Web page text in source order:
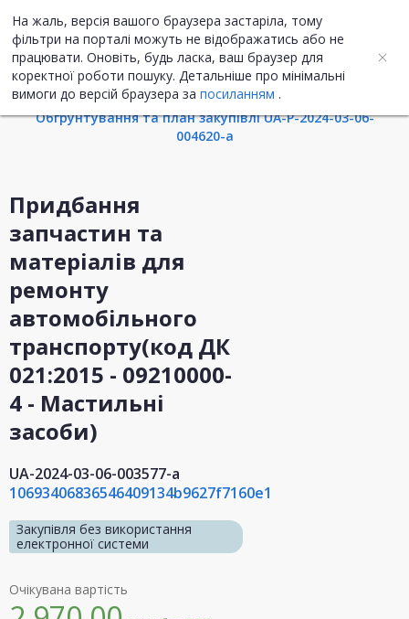
На жаль, версія вашого браузера застаріла, тому
фільтри на порталі можуть не відображатись або не
працювати. Оновіть, будь ласка, ваш браузер для
коректної роботи пошуку. Детальніше про мінімальні
вимоги до версій браузера за посиланням .
UA ENG
Інформація про закупівлю
Обгрунтування та план закупівлі UA-P-2024-03-06-
004620-a
Придбання
запчастин та
матеріалів для
ремонту
автомобільного
транспорту(код ДК
021:2015 - 09210000-
4 - Мастильні
засоби)
UA-2024-03-06-003577-a
10693406836546409134b9627f7160e1
Закупівля без використання
електронної системи
Очікувана вартість